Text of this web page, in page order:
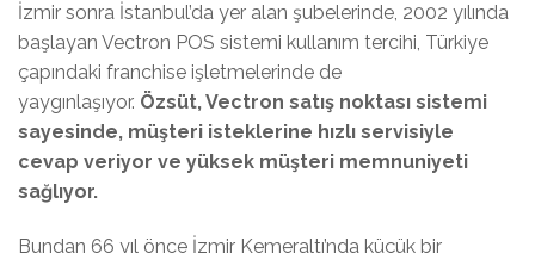
İzmir sonra İstanbul’da yer alan şubelerinde, 2002 yılında
başlayan Vectron POS sistemi kullanım tercihi, Türkiye
çapındaki franchise işletmelerinde de
yaygınlaşıyor. Özsüt, Vectron satış noktası sistemi
sayesinde, müşteri isteklerine hızlı servisiyle
cevap veriyor ve yüksek müşteri memnuniyeti
sağlıyor.
Bundan 66 yıl önce İzmir Kemeraltı’nda küçük bir